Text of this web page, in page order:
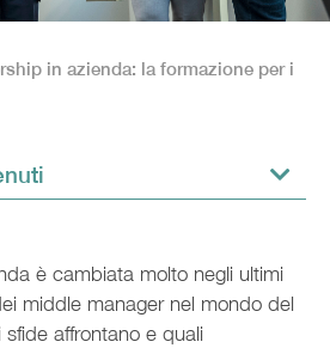
in azienda: la formazione per i
è cambiata molto negli ultimi
middle manager nel mondo del
affrontano e quali